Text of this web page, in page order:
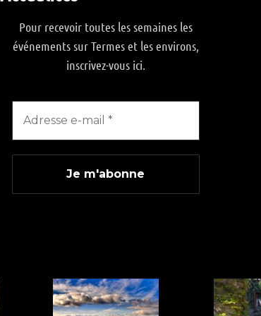
Pour recevoir toutes les semaines les
événements sur Termes et les environs,
inscrivez-vous ici.